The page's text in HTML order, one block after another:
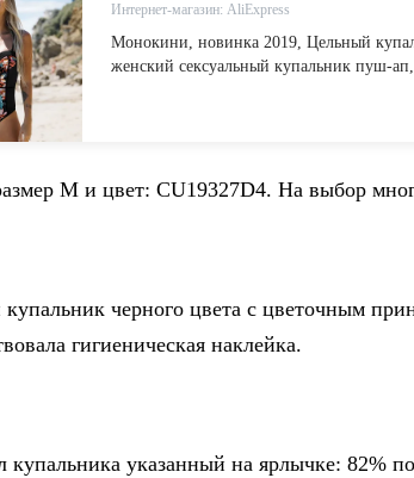
Интернет-магазин: AliExpress
Монокини, новинка 2019, Цельный
женский сексуальный купальник пуш-ап,
M и цвет: CU19327D4. На выбор
черного цвета с цветочным
гигиеническая наклейка.
купальника указанный на ярлычке: 82%